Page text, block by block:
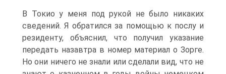
В Токио у меня под рукой не было никаких
сведений. Я обратился за помощью к послу и
резиденту, объяснил, что получил указание
передать назавтра в номер материал о Зорге.
Но они ничего не знали или сделали вид, что не